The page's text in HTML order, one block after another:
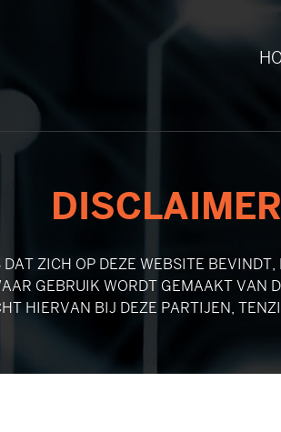
DISCLAIMER
ZICH OP DEZE WEBSITE
GEBRUIK WORDT GEMAAKT VAN
HIERVAN BIJ DEZE PARTIJEN,